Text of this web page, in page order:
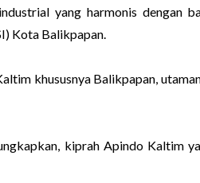
yang harmonis dengan
Kota Balikpapan.
khususnya Balikpapan,
kiprah Apindo Kaltim